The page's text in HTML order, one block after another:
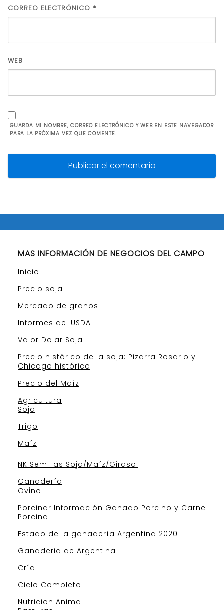
CORREO ELECTRÓNICO *
WEB
GUARDA MI NOMBRE, CORREO ELECTRÓNICO Y WEB EN ESTE NAVEGADOR
PARA LA PRÓXIMA VEZ QUE COMENTE.
MAS INFORMACIÓN DE NEGOCIOS DEL CAMPO
Inicio
Precio soja
Mercado de granos
Informes del USDA
Valor Dolar Soja
Precio histórico de la soja: Pizarra Rosario y
Chicago histórico
Precio del Maíz
Agricultura
Soja
Trigo
Maíz
NK Semillas Soja/Maíz/Girasol
Ganadería
Ovino
Porcinar Información Ganado Porcino y Carne
Porcina
Estado de la ganadería Argentina 2020
Ganaderia de Argentina
Cría
Ciclo Completo
Nutricion Animal